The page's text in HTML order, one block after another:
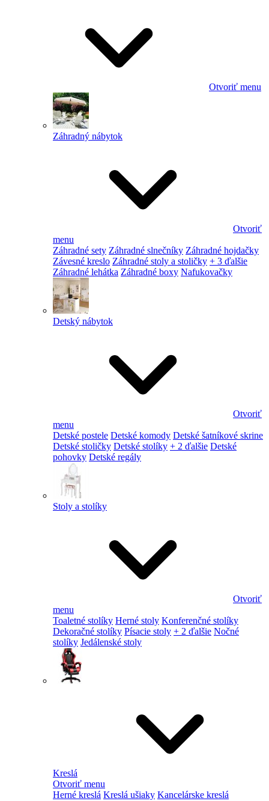
Otvoriť menu
Záhradný nábytok
Otvoriť
menu
Záhradné sety Záhradné slnečníky Záhradné hojdačky
Závesné kreslo Záhradné stoly a stoličky + 3 ďalšie
Záhradné lehátka Záhradné boxy Nafukovačky
Detský nábytok
Otvoriť
menu
Detské postele Detské komody Detské šatníkové skrine
Detské stoličky Detské stolíky + 2 ďalšie Detské
pohovky Detské regály
Stoly a stolíky
Otvoriť
menu
Toaletné stolíky Herné stoly Konferenčné stolíky
Dekoračné stolíky Písacie stoly + 2 ďalšie Nočné
stolíky Jedálenské stoly
Kreslá
Otvoriť menu
Herné kreslá Kreslá ušiaky Kancelárske kreslá